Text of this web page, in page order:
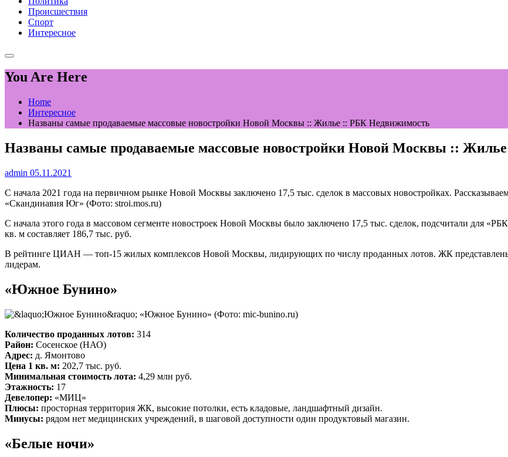
Происшествия
Спорт
Интересное
You Are Here
Home
Интересное
Названы самые продаваемые массовые новостройки Новой Москвы :: Жилье :: РБК Недвижимость
Названы самые продаваемые массовые новостройки Новой Москвы ::
admin 05.11.2021
С начала 2021 года на первичном рынке Новой Москвы заключено 17,5 тыс. сделок в массовых новостройках.
«Скандинавия Юг» (Фото: stroi.mos.ru)
С начала этого года в массовом сегменте новостроек Новой Москвы было заключено 17,5 тыс. сделок, подсчитали для
кв. м составляет 186,7 тыс. руб.
В рейтинге ЦИАН — топ-15 жилых комплексов Новой Москвы, лидирующих по числу проданных лотов. ЖК представлены
лидерам.
«Южное Бунино»
«Южное Бунино» (Фото: mic-bunino.ru)
Количество проданных лотов: 314
Район: Сосенское (НАО)
Адрес: д. Ямонтово
Цена 1 кв. м: 202,7 тыс. руб.
Минимальная стоимость лота: 4,29 млн руб.
Этажность: 17
Девелопер: «МИЦ»
Плюсы: просторная территория ЖК, высокие потолки, есть кладовые, ландшафтный дизайн.
Минусы: рядом нет медицинских учреждений, в шаговой доступности один продуктовый магазин.
«Белые ночи»